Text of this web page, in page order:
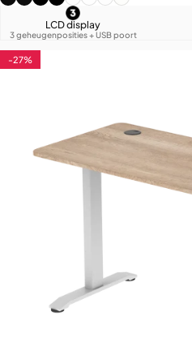
LCD display
3 geheugenposities + USB poort
4.8
-27%